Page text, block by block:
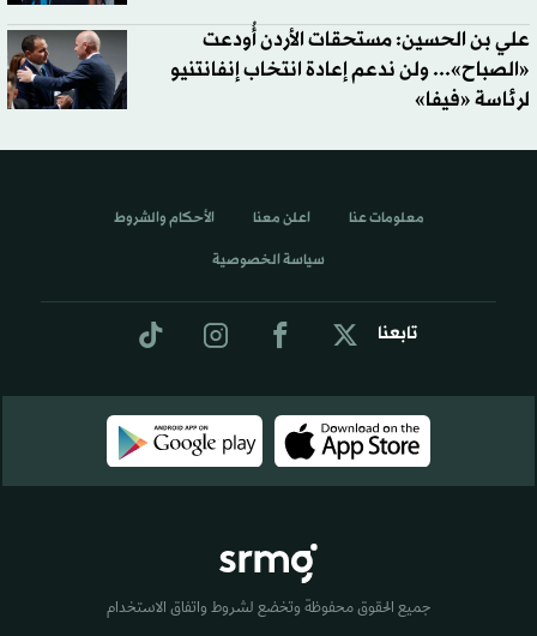
علي بن الحسين: مستحقات الأردن أُودعت
«الصباح»... ولن ندعم إعادة انتخاب إنفانتنيو
لرئاسة «فيفا»
تابعنا
معلومات عنا اعلن معنا الأحكام والشروط
سياسة الخصوصية
جميع الحقوق محفوظة وتخضع لشروط واتفاق الاستخدام